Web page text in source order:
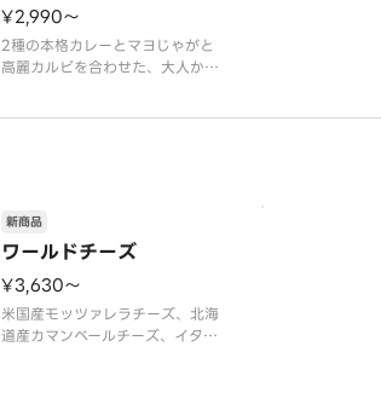
¥2,990〜
2種の本格カレーとマヨじゃがと
高麗カルビを合わせた、大人から
「まろやかバターチキ
ワールドチーズ
新商品
¥3,630〜
米国産モッツァレラチーズ、北海
道産カマンベールチーズ、イタリ